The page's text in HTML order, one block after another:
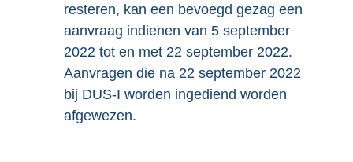
resteren, kan een bevoegd gezag een
aanvraag indienen van 5 september
2022 tot en met 22 september 2022.
Aanvragen die na 22 september 2022
bij DUS-I worden ingediend worden
afgewezen.